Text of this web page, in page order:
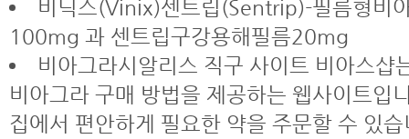
비닉스(Vinix)센트립(Sentrip)-필름형비
100mg 과 센트립구강용해필름20mg
비아그라시알리스 직구 사이트 비아스샵
비아그라 구매 방법을 제공하는 웹사이트입
집에서 편안하게 필요한 약을 주문할 수 있